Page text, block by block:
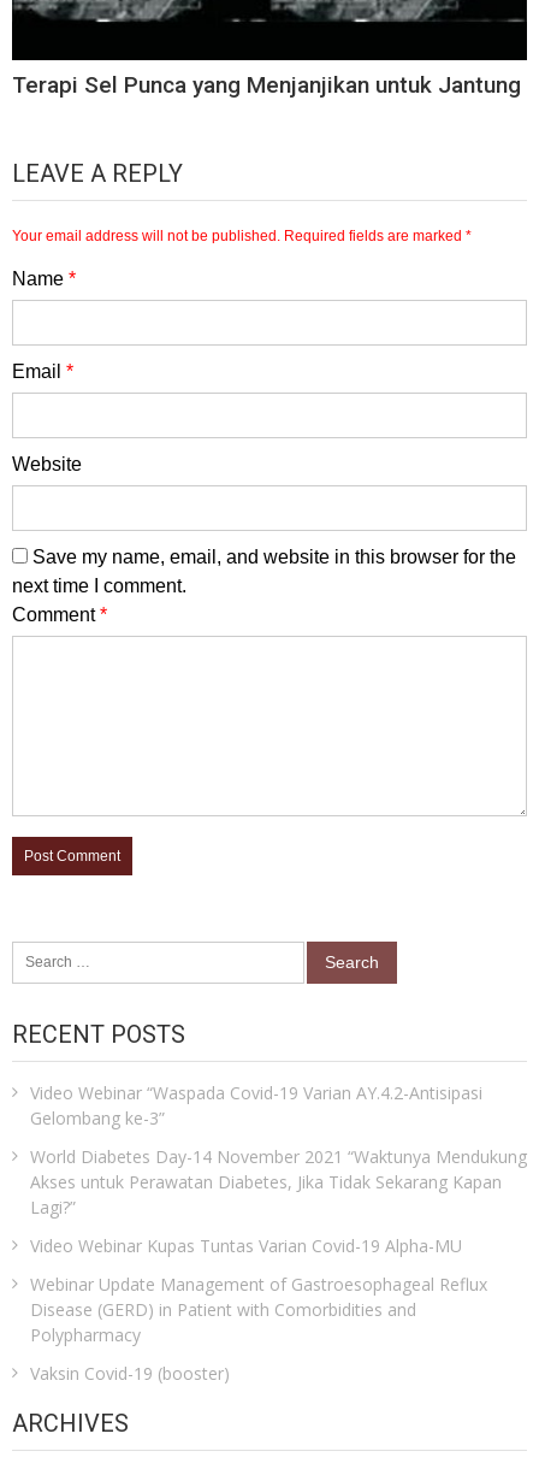
Terapi Sel Punca yang Menjanjikan untuk Jantung
LEAVE A REPLY
Your email address will not be published. Required fields are marked *
Name *
Email *
Website
Save my name, email, and website in this browser for the
next time I comment.
Comment*
Search
for:
RECENT POSTS
Video Webinar “Waspada Covid-19 Varian AY.4.2-Antisipasi
Gelombang ke-3”
World Diabetes Day-14 November 2021 “Waktunya Mendukung
Akses untuk Perawatan Diabetes, Jika Tidak Sekarang Kapan
Lagi?”
Video Webinar Kupas Tuntas Varian Covid-19 Alpha-MU
Webinar Update Management of Gastroesophageal Reflux
Disease (GERD) in Patient with Comorbidities and
Polypharmacy
Vaksin Covid-19 (booster)
ARCHIVES